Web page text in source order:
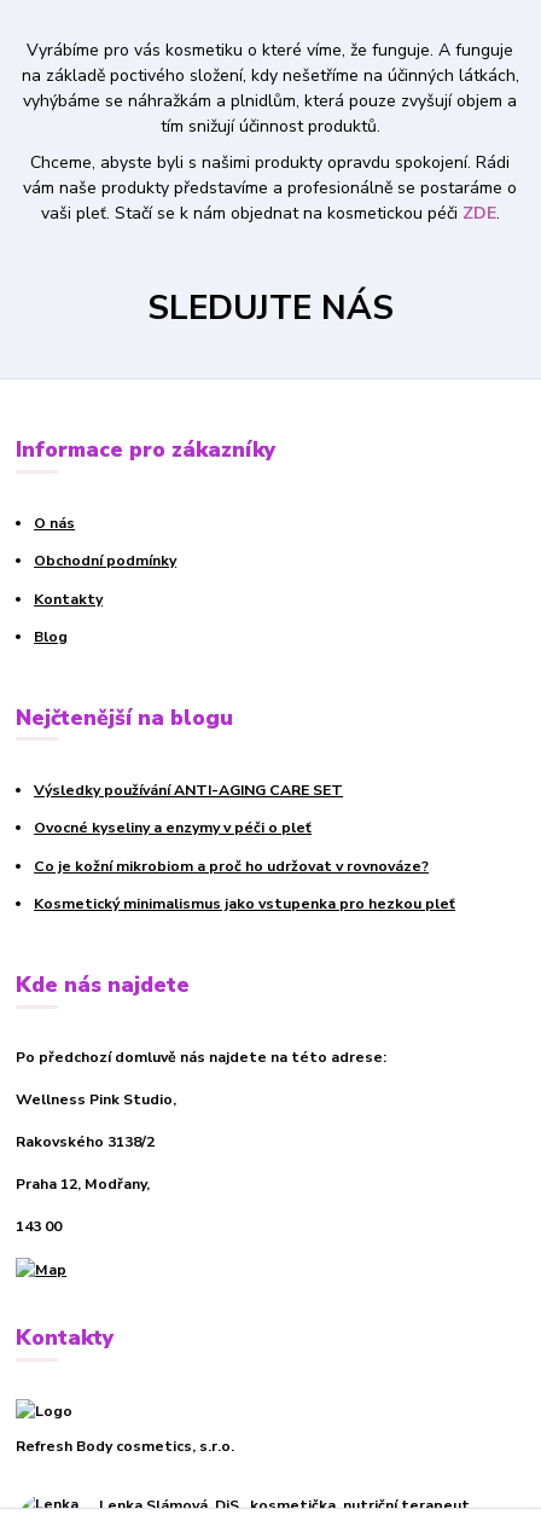
Vyrábíme pro vás kosmetiku o které víme, že funguje. A funguje
na základě poctivého složení, kdy nešetříme na účinných látkách,
vyhýbáme se náhražkám a plnidlům, která pouze zvyšují objem a
tím snižují účinnost produktů.
Chceme, abyste byli s našimi produkty opravdu spokojení. Rádi
vám naše produkty představíme a profesionálně se postaráme o
vaši pleť. Stačí se k nám objednat na kosmetickou péči ZDE.
SLEDUJTE NÁS
Informace pro zákazníky
O nás
Obchodní podmínky
Kontakty
Blog
Nejčtenější na blogu
Výsledky používání ANTI-AGING CARE SET
Ovocné kyseliny a enzymy v péči o pleť
Co je kožní mikrobiom a proč ho udržovat v rovnováze?
Kosmetický minimalismus jako vstupenka pro hezkou pleť
Kde nás najdete
Po předchozí domluvě nás najdete na této adrese:
Wellness Pink Studio,
Rakovského 3138/2
Praha 12, Modřany,
143 00
Kontakty
Refresh Body cosmetics, s.r.o.
Lenka Slámová, DiS., kosmetička, nutriční terapeut